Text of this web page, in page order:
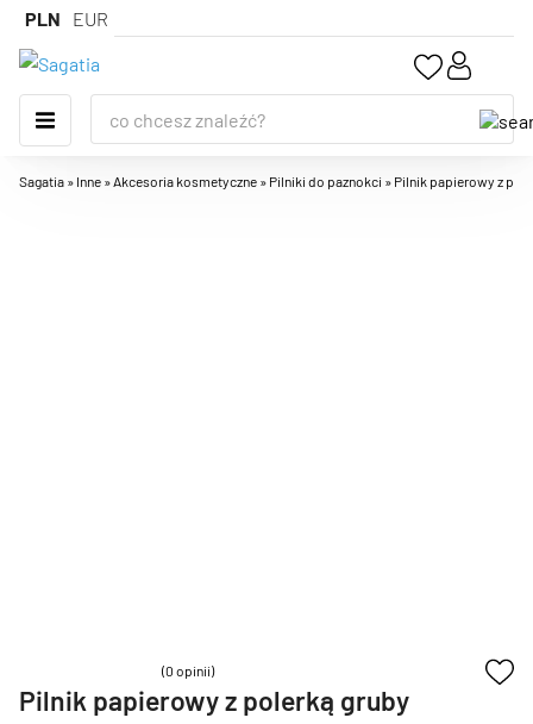
PLN EUR
Sagatia » Inne »Akcesoria kosmetyczne » Pilniki do paznokci » Pilnik papierowy z
(0 opinii)
Pilnik papierowy z polerką gruby